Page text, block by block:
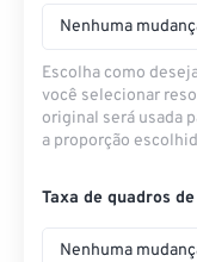
Nenhuma
Escolha como
você selecionar
original será usada
a proporção
Taxa de quadros
Nenhuma